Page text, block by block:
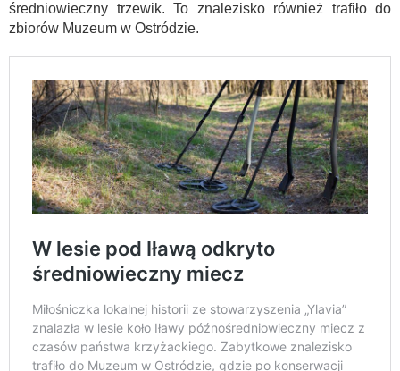
średniowieczny trzewik. To znalezisko również trafiło do
zbiorów Muzeum w Ostródzie.